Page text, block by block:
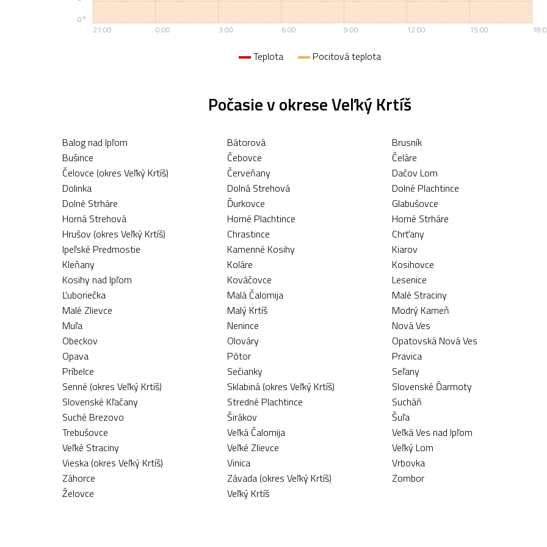
21:00 0:00 3:00 6:00 9:00 12:00 15:00
0°
Teplota Pocitová teplota
Počasie v okrese Veľký Krtíš
Balog nad Ipľom Bátorová
Brusník
Bušince
Čebovce
Čeláre
Čelovce (okres Veľký Krtíš)
Červeňany
Dačov Lom
Dolinka
Dolná Strehová
Dolné Plachtince
Dolné Strháre
Ďurkovce
Glabušovce
Horná Strehová
Horné Plachtince
Horné Strháre
Hrušov (okres Veľký Krtíš)
Chrastince
Chrťany
Ipeľské Predmostie
Kamenné Kosihy
Kiarov
Kleňany
Koláre
Kosihovce
Kosihy nad Ipľom
Kováčovce
Lesenice
Ľuboriečka
Malá Čalomija
Malé Straciny
Malé Zlievce
Malý Krtíš
Modrý Kameň
Muľa
Nenince
Nová Ves
Obeckov
Olováry
Opatovská Nová Ves
Opava
Pôtor
Pravica
Príbelce
Sečianky
Seľany
Senné (okres Veľký Krtíš)
Sklabiná (okres Veľký Krtíš)
Slovenské Ďarmoty
Slovenské Kľačany
Stredné Plachtince
Sucháň
Suché Brezovo
Širákov
Šuľa
Trebušovce
Veľká Čalomija
Veľká Ves nad Ipľom
Veľké Straciny
Veľké Zlievce
Veľký Lom
Vieska (okres Veľký Krtíš)
Vinica
Vrbovka
Záhorce
Závada (okres Veľký Krtíš)
Zombor
Želovce
Veľký Krtíš